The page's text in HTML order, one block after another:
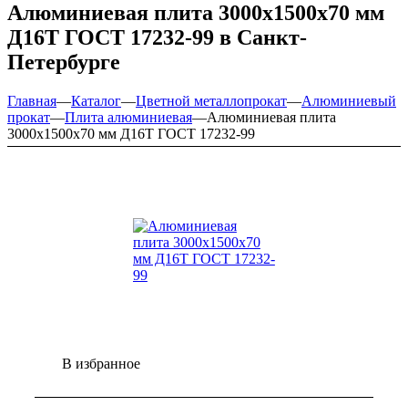
Алюминиевая плита 3000х1500х70 мм
Д16Т ГОСТ 17232-99 в Санкт-
Петербурге
Главная—Каталог—Цветной металлопрокат—Алюминиевый
прокат—Плита алюминиевая—Алюминиевая плита
3000х1500х70 мм Д16Т ГОСТ 17232-99
В избранное